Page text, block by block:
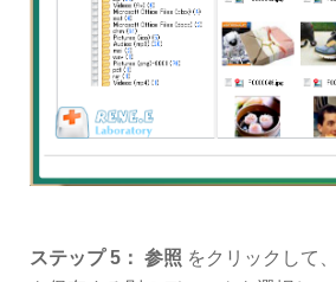
ステップ 5： 参照 をクリックして